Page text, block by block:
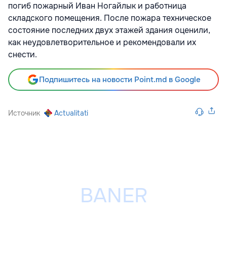
погиб пожарный Иван Ногайлык и работница
складского помещения. После пожара техническое
состояние последних двух этажей здания оценили,
как неудовлетворительное и рекомендовали их
снести.
Подпишитесь на новости Point.md в Google
Источник Actualitati